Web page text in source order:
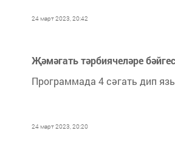
24 март 2023, 20:42
Җәмәгать тәрбиячеләре
Программада 4 сәгать дип
24 март 2023, 20:20